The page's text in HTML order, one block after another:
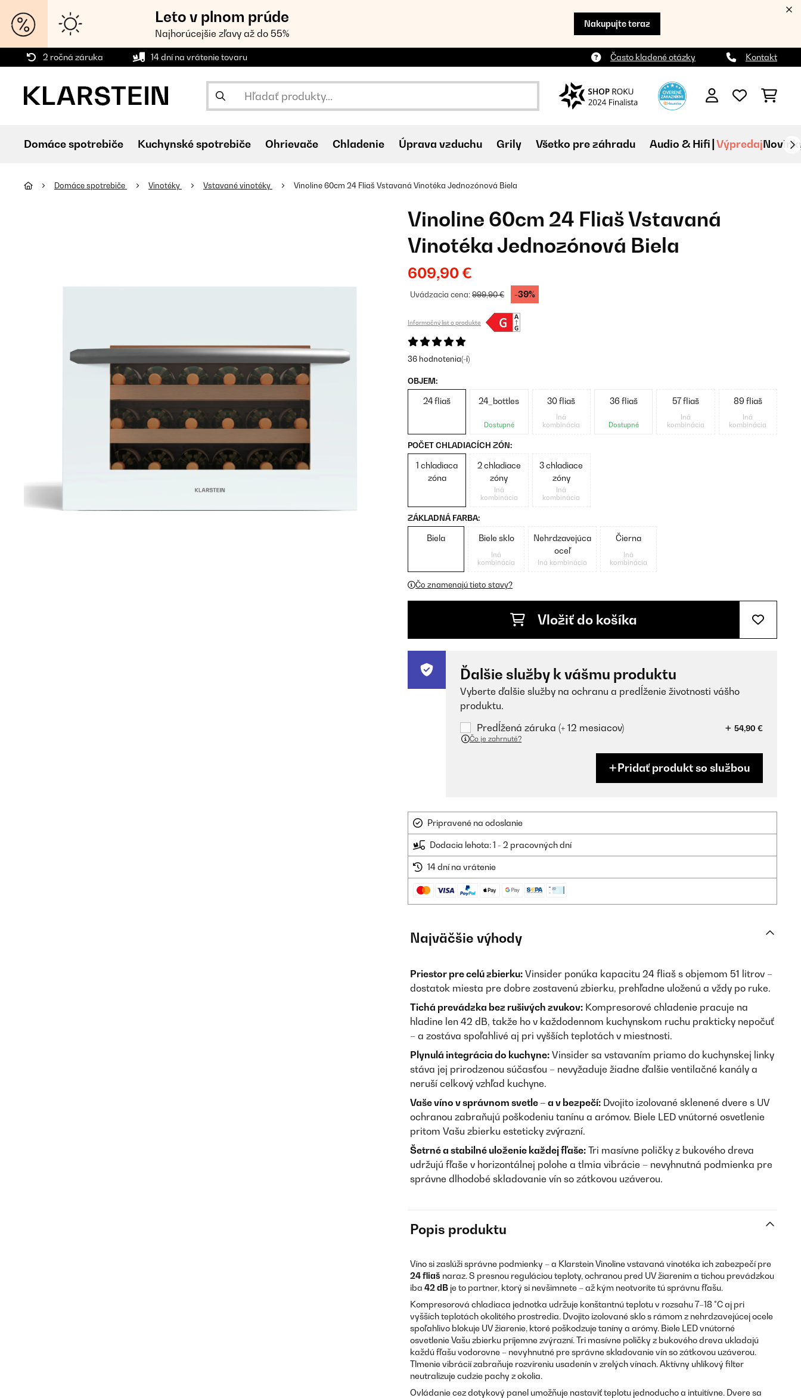
Leto v plnom prúde
Najhorúcejšie zľavy až do 55%
Nakupujte teraz
2 ročná záruka 14 dní na vrátenie tovaru Často kladené otázky Kontakt
Domáce spotrebiče Kuchynské spotrebiče Ohrievače Chladenie Úprava vzduchu Grily Všetko pre záhradu Audio & Hifi Výpredaj
Domáce spotrebiče Vinotéky Vstavané vinotéky Vinoline 60cm 24 Fliaš Vstavaná Vinotéka Jednozónová Biela
Vinoline 60cm 24 Fliaš Vstavaná
Vinotéka Jednozónová Biela
609,90 €
Uvádzacia cena:999,90 € -39%
Informačný list o produkte
36 hodnotenia(-í)
OBJEM:
24 fliaš 24_bottles
Dostupné
30 fliaš
Iná
kombinácia
36 fliaš
Dostupné
57 fliaš
Iná
kombinácia
89 fliaš
Iná
kombinácia
POČET CHLADIACÍCH ZÓN:
1 chladiaca
zóna
2 chladiace
zóny
Iná
kombinácia
3 chladiace
zóny
Iná
kombinácia
ZÁKLADNÁ FARBA:
Biela Biele sklo
Iná
kombinácia
Nehrdzavejúca
oceľ
Iná kombinácia
Čierna
Iná
kombinácia
Čo znamenajú tieto stavy?
Vložiť do košíka
Ďalšie služby k vášmu produktu
Vyberte ďalšie služby na ochranu a predĺženie životnosti vášho
produktu.
Predĺžená záruka (+ 12 mesiacov)
54,90 €
Čo je zahrnuté?
Pridať produkt so službou
Pripravené na odoslanie
Dodacia lehota: 1 - 2 pracovných dní
14 dní na vrátenie
Najväčšie výhody
Priestor pre celú zbierku: Vinsider ponúka kapacitu 24 fliaš s objemom 51 litrov –
dostatok miesta pre dobre zostavenú zbierku, prehľadne uloženú a vždy po ruke.
Tichá prevádzka bez rušivých zvukov: Kompresorové chladenie pracuje na
hladine len 42 dB, takže ho v každodennom kuchynskom ruchu prakticky nepočuť
– a zostáva spoľahlivé aj pri vyšších teplotách v miestnosti.
Plynulá integrácia do kuchyne: Vinsider sa vstavaním priamo do kuchynskej linky
stáva jej prirodzenou súčasťou – nevyžaduje žiadne ďalšie ventilačné kanály a
neruší celkový vzhľad kuchyne.
Vaše víno v správnom svetle – a v bezpečí: Dvojito izolované sklenené dvere s UV
ochranou zabraňujú poškodeniu tanínu a arómov. Biele LED vnútorné osvetlenie
pritom Vašu zbierku esteticky zvýrazní.
Šetrné a stabilné uloženie každej fľaše: Tri masívne poličky z bukového dreva
udržujú fľaše v horizontálnej polohe a tlmia vibrácie – nevyhnutná podmienka pre
správne dlhodobé skladovanie vín so zátkovou uzáverou.
Popis produktu
Víno si zaslúži správne podmienky – a Klarstein Vinoline vstavaná vinotéka ich zabezpečí pre
24 fliaš naraz. S presnou reguláciou teploty, ochranou pred UV žiarením a tichou prevádzkou
iba 42 dB je to partner, ktorý si nevšimnete – až kým neotvoríte tú správnu fľašu.
Kompresorová chladiaca jednotka udržuje konštantnú teplotu v rozsahu 7–18 °C aj pri
vyšších teplotách okolitého prostredia. Dvojito izolované sklo s rámom z nehrdzavejúcej ocele
spoľahlivo blokuje UV žiarenie, ktoré poškodzuje taníny a arómy. Biele LED vnútorné
osvetlenie Vašu zbierku príjemne zvýrazní. Tri masívne poličky z bukového dreva ukladajú
každú fľašu vodorovne – nevyhnutné pre správne skladovanie vín so zátkovou uzáverou.
Tlmenie vibrácií zabraňuje rozvíreniu usadenín v zrelých vínach. Aktívny uhlíkový filter
neutralizuje cudzie pachy z okolia.
Ovládanie cez dotykový panel umožňuje nastaviť teplotu jednoducho a intuitívne. Dvere sa